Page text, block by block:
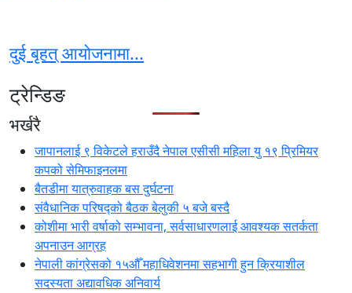
दुई बृहत् आयोजनामा...
ट्रेन्डिङ
भर्खरै
जापानलाई ९ विकेटले हराउँदै नेपाल एसीसी महिला यु १९ प्रिमियर
कपको सेमिफाइनलमा
बैतडीमा यात्रुवाहक बस दुर्घटना
संवैधानिक परिषद्को बैठक बेलुकी ५ बजे बस्दै
कोशीमा भारी वर्षाको सम्भावना, सर्वसाधारणलाई आवश्यक सतर्कता
अपनाउन आग्रह
नेपाली कांग्रेसको १५औँ महाधिवेशनमा सहभागी हुन क्रियाशील
सदस्यता अद्यावधिक अनिवार्य